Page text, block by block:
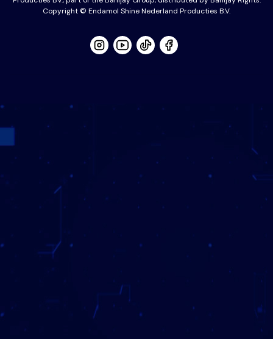
Copyright © Endamol Shine Nederland Producties B.V.